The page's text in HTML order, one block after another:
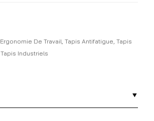
Ergonomie De Travail, Tapis Antifatigue, Tapis
Tapis Industriels